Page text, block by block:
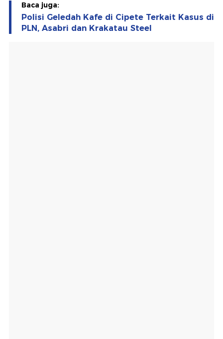
Baca juga:
Polisi Geledah Kafe di Cipete Terkait Kasus di
PLN, Asabri dan Krakatau Steel